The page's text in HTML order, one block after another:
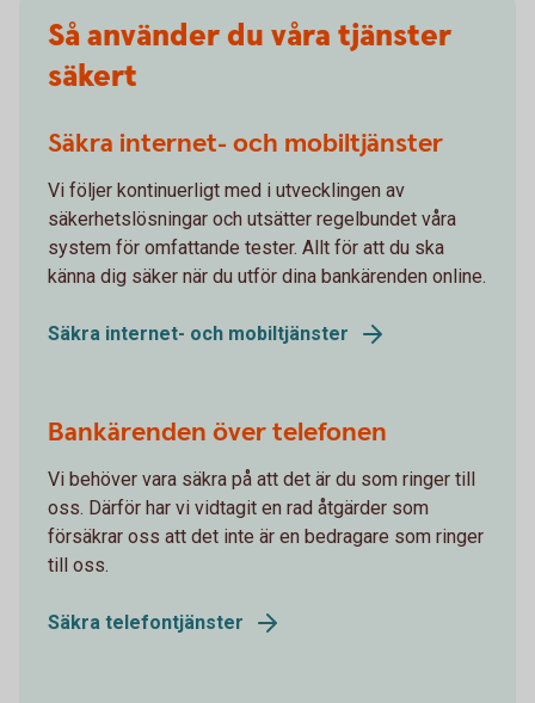
Så använder du våra tjänster
säkert
Säkra internet- och mobiltjänster
Vi följer kontinuerligt med i utvecklingen av
säkerhetslösningar och utsätter regelbundet våra
system för omfattande tester. Allt för att du ska
känna dig säker när du utför dina bankärenden online.
Säkra internet- och mobiltjänster
Bankärenden över telefonen
Vi behöver vara säkra på att det är du som ringer till
oss. Därför har vi vidtagit en rad åtgärder som
försäkrar oss att det inte är en bedragare som ringer
till oss.
Säkra telefontjänster